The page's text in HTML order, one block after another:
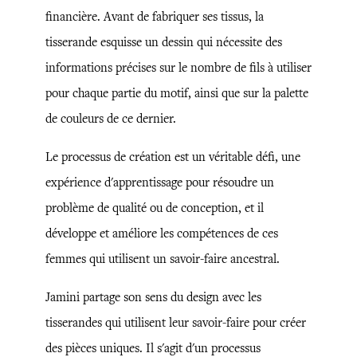
financière. Avant de fabriquer ses tissus, la
tisserande esquisse un dessin qui nécessite des
informations précises sur le nombre de fils à utiliser
pour chaque partie du motif, ainsi que sur la palette
de couleurs de ce dernier.
Le processus de création est un véritable défi, une
expérience d'apprentissage pour résoudre un
problème de qualité ou de conception, et il
développe et améliore les compétences de ces
femmes qui utilisent un savoir-faire ancestral.
Jamini partage son sens du design avec les
tisserandes qui utilisent leur savoir-faire pour créer
des pièces uniques. Il s'agit d'un processus